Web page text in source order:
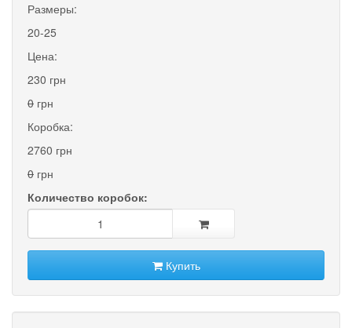
Размеры:
20-25
Цена:
230 грн
0 грн
Коробка:
2760 грн
0 грн
Количество коробок:
Купить